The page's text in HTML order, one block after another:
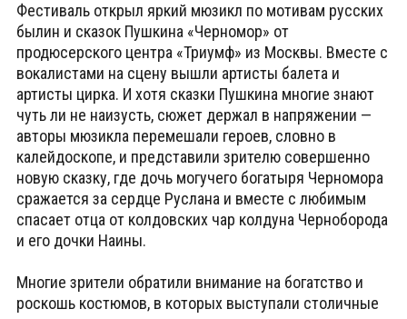
Фестиваль открыл яркий мюзикл по мотивам русских
былин и сказок Пушкина «Черномор» от
продюсерского центра «Триумф» из Москвы. Вместе с
вокалистами на сцену вышли артисты балета и
артисты цирка. И хотя сказки Пушкина многие знают
чуть ли не наизусть, сюжет держал в напряжении —
авторы мюзикла перемешали героев, словно в
калейдоскопе, и представили зрителю совершенно
новую сказку, где дочь могучего богатыря Черномора
сражается за сердце Руслана и вместе с любимым
спасает отца от колдовских чар колдуна Черноборода
и его дочки Наины.
Многие зрители обратили внимание на богатство и
роскошь костюмов, в которых выступали столичные